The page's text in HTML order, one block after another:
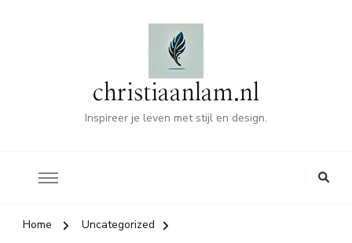
christiaanlam.nl
Inspireer je leven met stijl en design.
Home
Uncategorized